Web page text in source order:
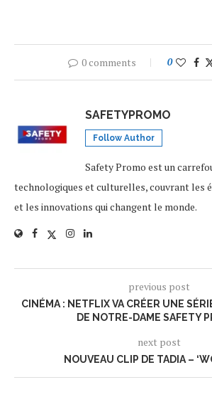
0 comments 0
SAFETYPROMO
Follow Author
Safety Promo est un
technologiques et culturelles, couvrant les
et les innovations qui changent le monde.
previous post
CINÉMA : NETFLIX VA CRÉER UNE
DE NOTRE-DAME SAFETY
next post
NOUVEAU CLIP DE TADIA –